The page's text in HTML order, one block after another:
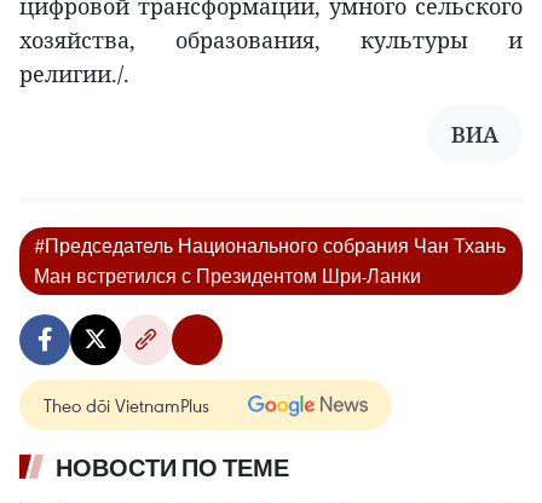
цифровой трансформации, умного сельского
хозяйства, образования, культуры и
религии./.
ВИА
#Председатель Национального собрания Чан Тхань
Ман встретился с Президентом Шри-Ланки
Theo dõi VietnamPlus
НОВОСТИ ПО ТЕМЕ